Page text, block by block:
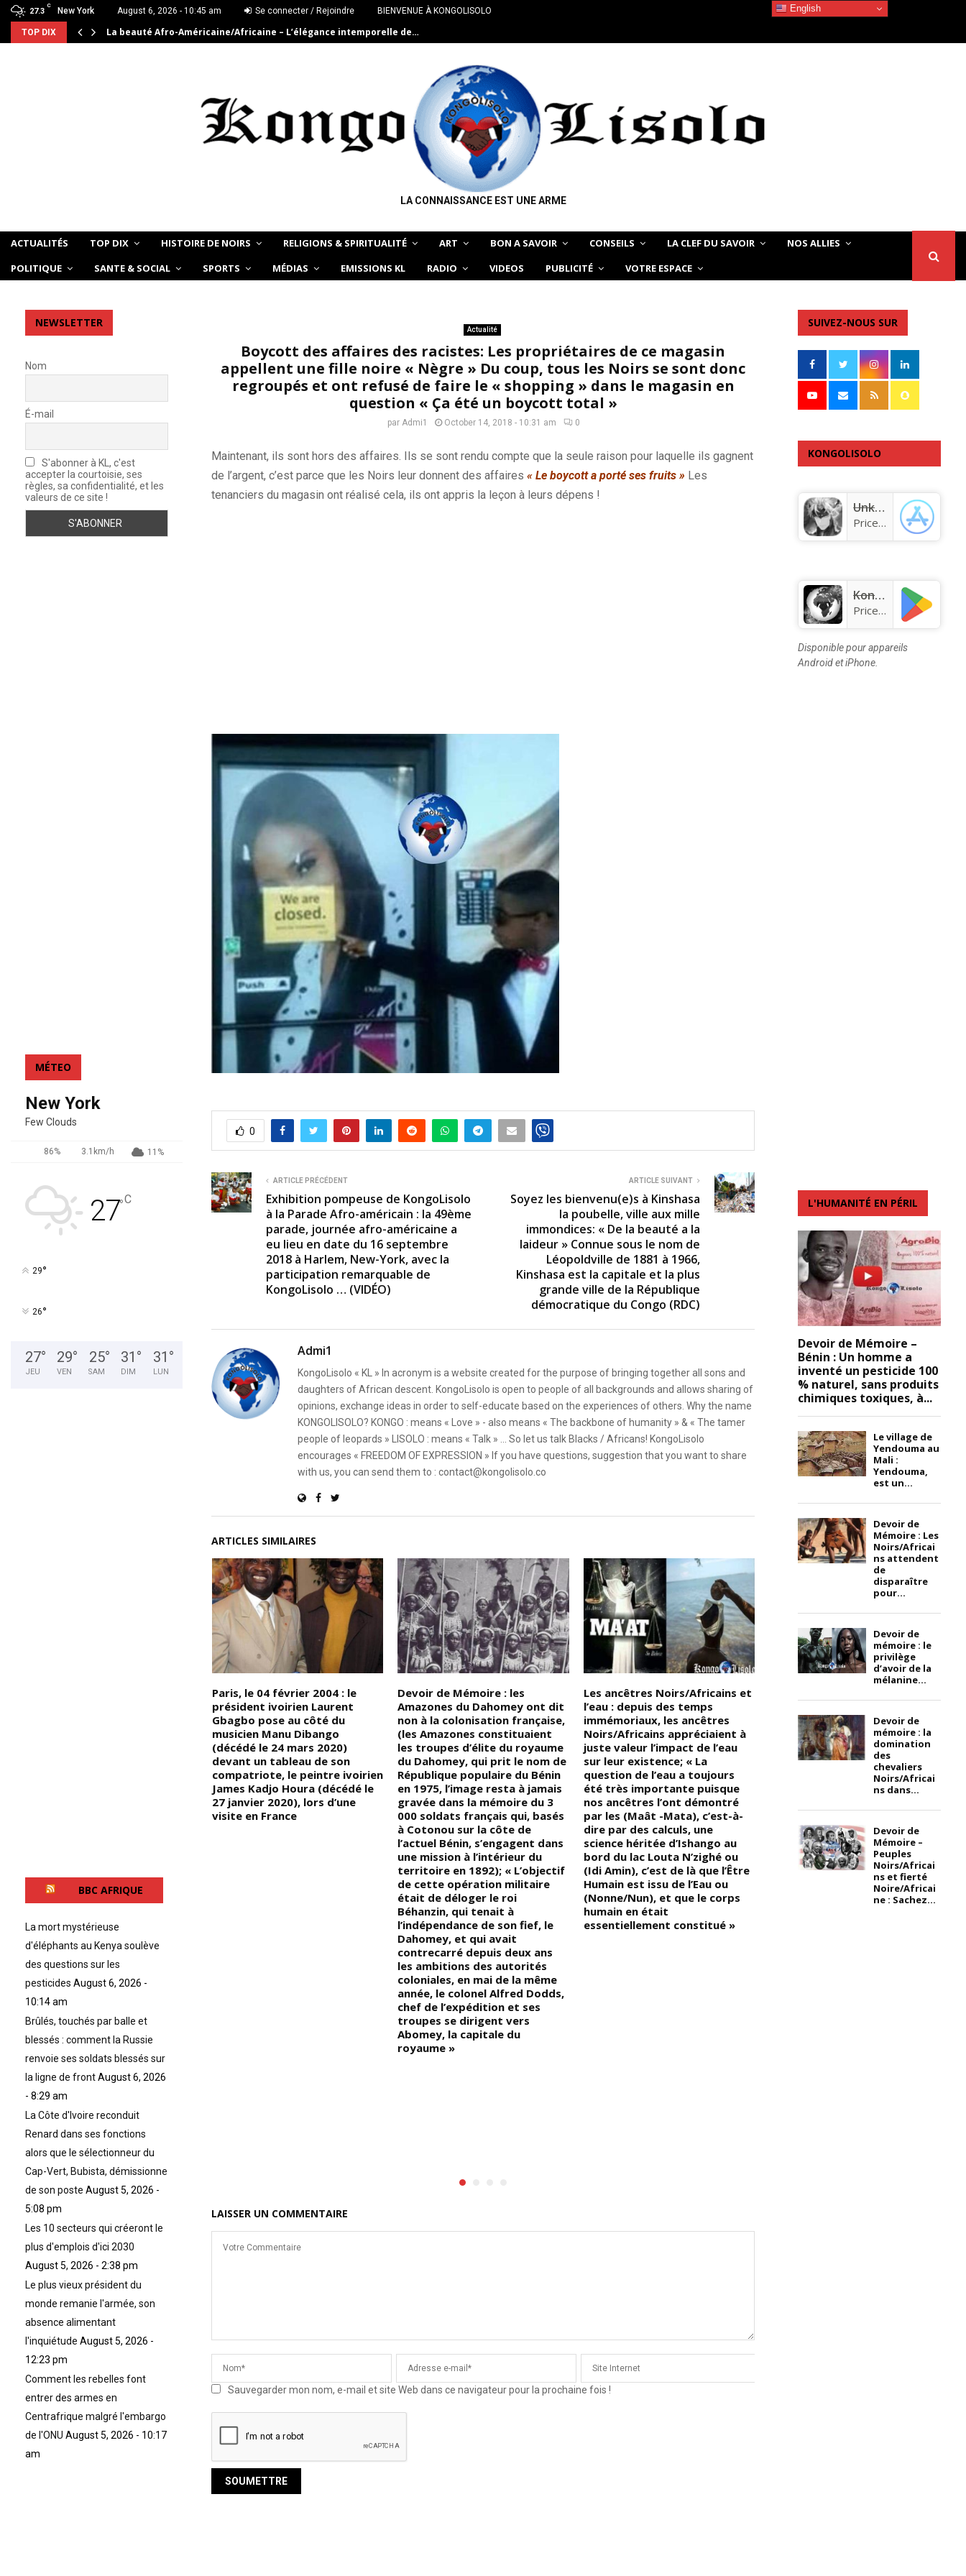
27.3
C
New York August 6, 2026 - 10:45 am Se connecter / Rejoindre BIENVENUE À KONGOLISOLO
TOP DIX La beauté Afro-Américaine/Africaine – L’élégance intemporelle de…
LA CONNAISSANCE EST UNE ARME
ACTUALITÉS TOP DIX HISTOIRE DE NOIRS RELIGIONS & SPIRITUALITÉ ART BON A SAVOIR CONSEILS LA CLEF DU SAVOIR
NOS ALLIES
POLITIQUE
SANTE & SOCIAL SPORTS MÉDIAS EMISSIONS KL RADIO VIDEOS PUBLICITÉ VOTRE ESPACE
Actualité
Boycott des affaires des racistes: Les propriétaires de ce magasin
appellent une fille noire « Nègre » Du coup, tous les Noirs se sont donc
regroupés et ont refusé de faire le « shopping » dans le magasin en
question « Ça été un boycott total »
par Admi1 October 14, 2018 - 10:31 am 0
Maintenant, ils sont hors des affaires. Ils se sont rendu compte que la seule raison pour laquelle ils gagnent
de l’argent, c’est parce que les Noirs leur donnent des affaires « Le boycott a porté ses fruits »Les
tenanciers du magasin ont réalisé cela, ils ont appris la leçon à leurs dépens !
0
ARTICLE PRÉCÉDENT
Exhibition pompeuse de KongoLisolo
à la Parade Afro-américain : la 49ème
parade, journée afro-américaine a
eu lieu en date du 16 septembre
2018 à Harlem, New-York, avec la
participation remarquable de
KongoLisolo … (VIDÉO)
ARTICLE SUIVANT
Soyez les bienvenu(e)s à Kinshasa
la poubelle, ville aux mille
immondices: « De la beauté a la
laideur » Connue sous le nom de
Léopoldville de 1881 à 1966,
Kinshasa est la capitale et la plus
grande ville de la République
démocratique du Congo (RDC)
Admi1
KongoLisolo « KL » In acronym is a website created for the purpose of bringing together all sons and
daughters of African descent. KongoLisolo is open to people of all backgrounds and allows sharing of
opinions, exchange ideas in order to self-educate based on the experiences of others. Why the name
KONGOLISOLO? KONGO : means « Love » - also means « The backbone of humanity » & « The tamer
people of leopards » LISOLO : means « Talk » ... So let us talk Blacks / Africans! KongoLisolo
encourages « FREEDOM OF EXPRESSION » If you have questions, suggestion that you want to share
with us, you can send them to : contact@kongolisolo.co
ARTICLES SIMILAIRES
Paris, le 04 février 2004 : le
président ivoirien Laurent
Gbagbo pose au côté du
musicien Manu Dibango
(décédé le 24 mars 2020)
devant un tableau de son
compatriote, le peintre ivoirien
James Kadjo Houra (décédé le
27 janvier 2020), lors d’une
visite en France
Devoir de Mémoire : les
Amazones du Dahomey ont dit
non à la colonisation française,
(les Amazones constituaient
les troupes d’élite du royaume
du Dahomey, qui prit le nom de
République populaire du Bénin
en 1975, l’image resta à jamais
gravée dans la mémoire du 3
000 soldats français qui, basés
à Cotonou sur la côte de
l’actuel Bénin, s’engagent dans
une mission à l’intérieur du
territoire en 1892); « L’objectif
de cette opération militaire
était de déloger le roi
Béhanzin, qui tenait à
l’indépendance de son fief, le
Dahomey, et qui avait
contrecarré depuis deux ans
les ambitions des autorités
coloniales, en mai de la même
année, le colonel Alfred Dodds,
chef de l’expédition et ses
troupes se dirigent vers
Abomey, la capitale du
royaume »
Les ancêtres Noirs/Africains et
l’eau : depuis des temps
immémoriaux, les ancêtres
Noirs/Africains appréciaient à
juste valeur l’impact de l’eau
sur leur existence; « La
question de l’eau a toujours
été très importante puisque
nos ancêtres l’ont démontré
par les (Maât -Mata), c’est-à-
dire par des calculs, une
science héritée d’Ishango au
bord du lac Louta N’zighé ou
(Idi Amin), c’est de là que l’Être
Humain est issu de l’Eau ou
(Nonne/Nun), et que le corps
humain en était
essentiellement constitué »
fille d’un roi du Kongo, royaume
situé au Nord de l’Angola, la
République du Kongo, la partie
occidentale de la République
démocratique du Kongo et le
sud du Gabon, en 1665, la
Mahamud da Silva Santos a
conduit 10 000 hommes à la
bataille de Mbwila; (entre le
Royaume du Kongo et le
Royaume du Portugal); « On
estime que 5 000 hommes sont
morts pendant la guerre,
LAISSER UN COMMENTAIRE
Sauvegarder mon nom, e-mail et site Web dans ce navigateur pour la prochaine fois !
NEWSLETTER
Nom
É-mail
S'abonner à KL, c'est
accepter la courtoisie, ses
règles, sa confidentialité, et les
valeurs de ce site !
MÉTEO
New York
Few Clouds
86% 3.1km/h 11%
27°C
29°
26°
27°
JEU
29°
VEN
25°
SAM
31 °
DIM
31 °
LUN
BBC AFRIQUE
La mort mystérieuse
d'éléphants au Kenya soulève
des questions sur les
pesticides August 6, 2026 -
10:14 am
Brûlés, touchés par balle et
blessés : comment la Russie
renvoie ses soldats blessés sur
la ligne de frontAugust 6, 2026
- 8:29 am
La Côte d'Ivoire reconduit
Renard dans ses fonctions
alors que le sélectionneur du
Cap-Vert, Bubista, démissionne
de son poste August 5, 2026 -
5:08 pm
Les 10 secteurs qui créeront le
plus d'emplois d'ici 2030
August 5, 2026 - 2:38 pm
Le plus vieux président du
monde remanie l'armée, son
absence alimentant
l'inquiétude August 5, 2026 -
12:23 pm
Comment les rebelles font
entrer des armes en
Centrafrique malgré l'embargo
de l'ONU August 5, 2026 - 10:17
am
SUIVEZ-NOUS SUR
KONGOLISOLO
Unknown app
Price:Free
KongoLisolo
Price:Free
Disponible pour appareils
Android et iPhone.
L'HUMANITÉ EN PÉRIL
Devoir de Mémoire –
Bénin : Un homme a
inventé un pesticide 100
% naturel, sans produits
chimiques toxiques, à...
Le village de
Yendouma au
Mali :
Yendouma,
est un...
Devoir de
Mémoire : Les
Noirs/Africai
ns attendent
de
disparaître
pour...
Devoir de
mémoire : le
privilège
d’avoir de la
mélanine...
Devoir de
mémoire : la
domination
des
chevaliers
Noirs/Africai
ns dans...
Devoir de
Mémoire –
Peuples
Noirs/Africai
ns et fierté
Noire/Africai
ne : Sachez...
English